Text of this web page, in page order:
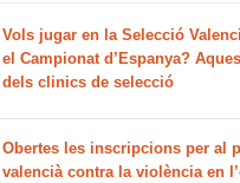
Vols jugar en la Selecció
el Campionat d’Espanya?
dels clinics de selecció
Obertes les inscripcions per al
valencià contra la violència en